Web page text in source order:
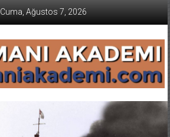
Cuma, Ağustos 7, 2026